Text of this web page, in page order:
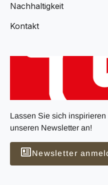
Nachhaltigkeit
Kontakt
Lassen Sie sich
unseren Newsletter an!
Newsletter